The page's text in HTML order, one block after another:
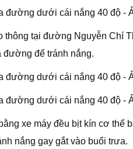
thông tại đường Nguyễn Chí
đường để tránh nắng.
xe máy đều bịt kín cơ thể
nắng gay gắt vào buổi trưa.